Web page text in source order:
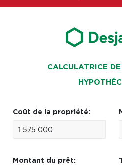
CALCULATRICE
Coût de la propriété:
Montant du prêt: